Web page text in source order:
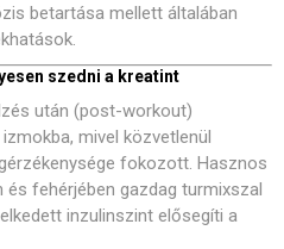
betartása mellett általában
szedni a kreatint
után (post-workout)
mivel közvetlenül
fokozott. Hasznos
fehérjében gazdag turmixszal
inzulinszint elősegíti a